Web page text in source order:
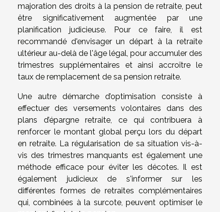
majoration des droits à la pension de retraite, peut
être significativement augmentée par une
planification judicieuse. Pour ce faire, il est
recommandé d'envisager un départ à la retraite
ultérieur au-delà de l'âge légal, pour accumuler des
trimestres supplémentaires et ainsi accroître le
taux de remplacement de sa pension retraite.
Une autre démarche d’optimisation consiste à
effectuer des versements volontaires dans des
plans d’épargne retraite, ce qui contribuera à
renforcer le montant global perçu lors du départ
en retraite. La régularisation de sa situation vis-à-
vis des trimestres manquants est également une
méthode efficace pour éviter les décotes. Il est
également judicieux de s'informer sur les
différentes formes de retraites complémentaires
qui, combinées à la surcote, peuvent optimiser le